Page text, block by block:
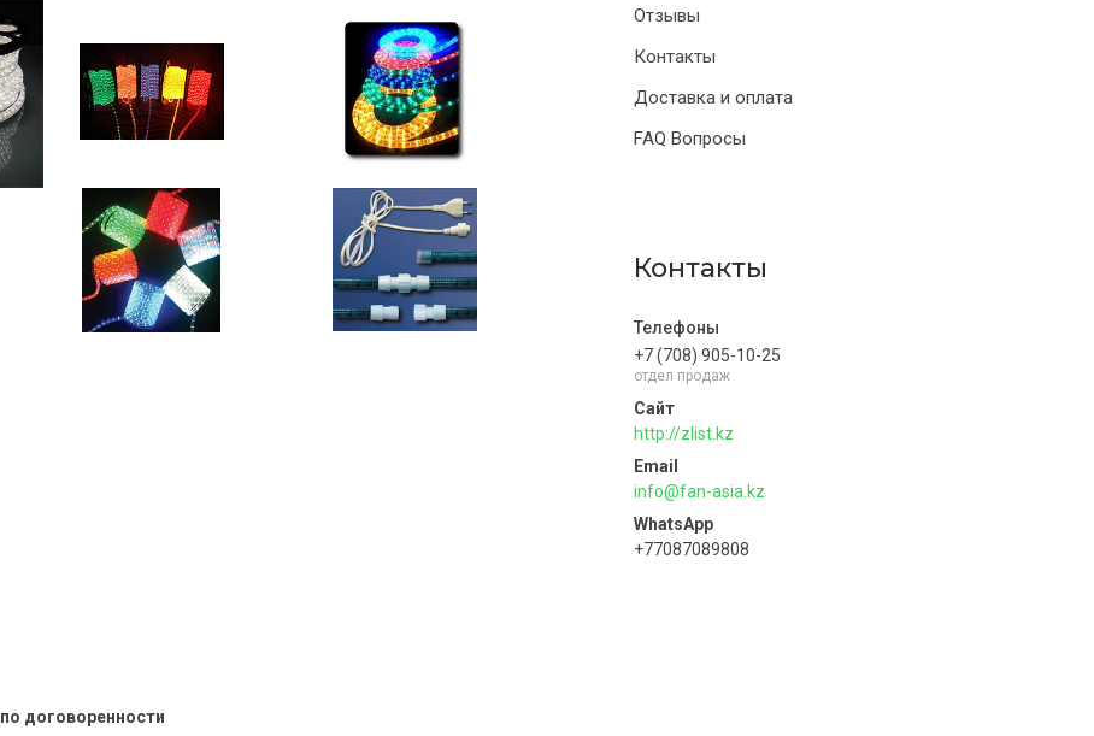
Отзывы
Контакты
Доставка и оплата
FAQ Вопросы
Контакты
+7 (708) 905-10-25
отдел продаж
http://zlist.kz
info@fan-asia.kz
+77087089808
по договоренности